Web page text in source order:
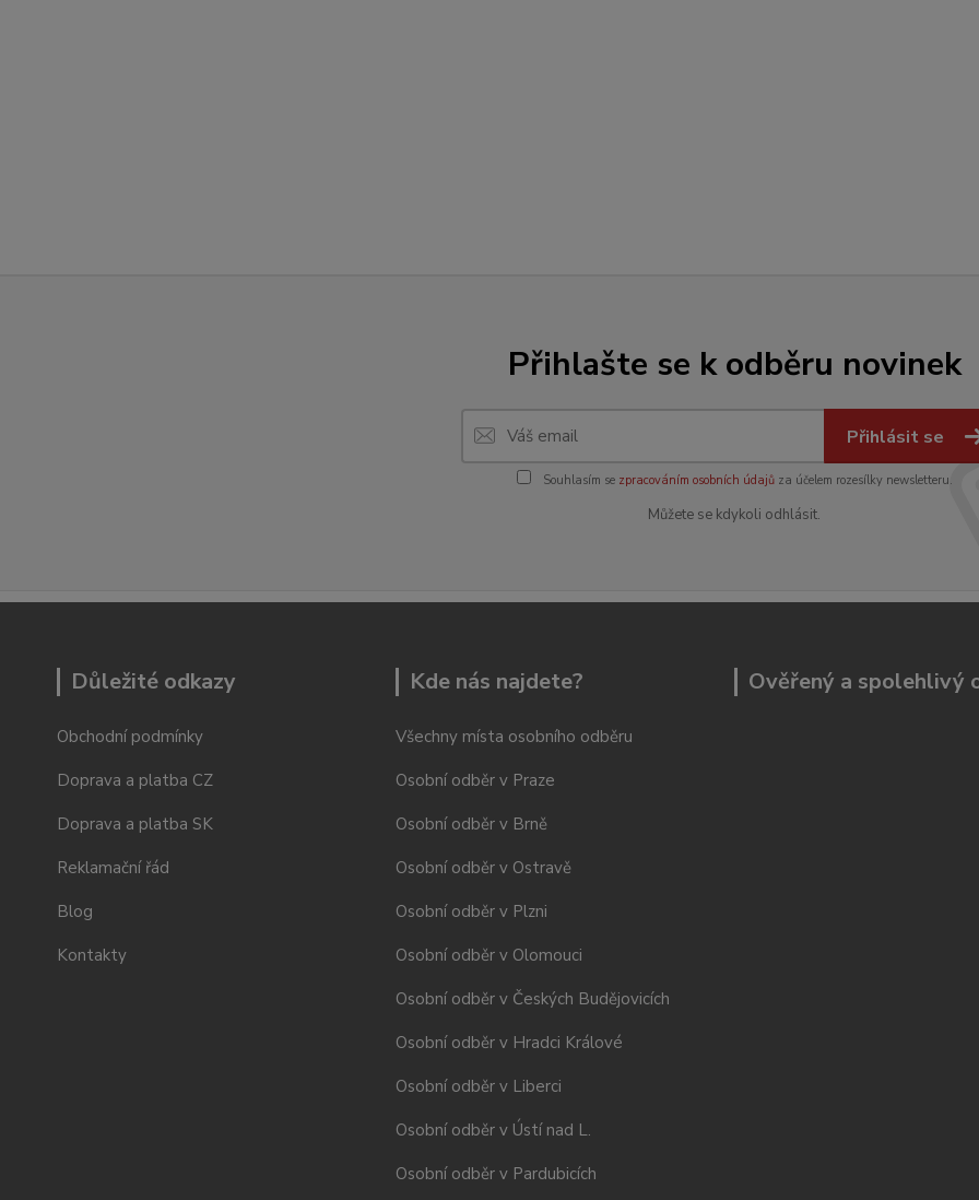
Přihlašte se k odběru novinek
Přihlásit se
Souhlasím se zpracováním osobních údajůza účelem rozesílky newsletteru.
Můžete se kdykoli odhlásit.
Důležité odkazy
Obchodní podmínky
Doprava a platba CZ
Doprava a platba SK
Reklamační řád
Blog
Kontakty
Kde nás najdete?
Všechny místa osobního odběru
Osobní odběr v Praze
Osobní odběr v Brně
Osobní odběr v Ostravě
Osobní odběr v Plzni
Osobní odběr v Olomouci
Osobní odběr v Českých Budějovicích
Osobní odběr v Hradci Králové
Osobní odběr v Liberci
Osobní odběr v Ústí nad L.
Osobní odběr v Pardubicích
Ověřený a spolehlivý